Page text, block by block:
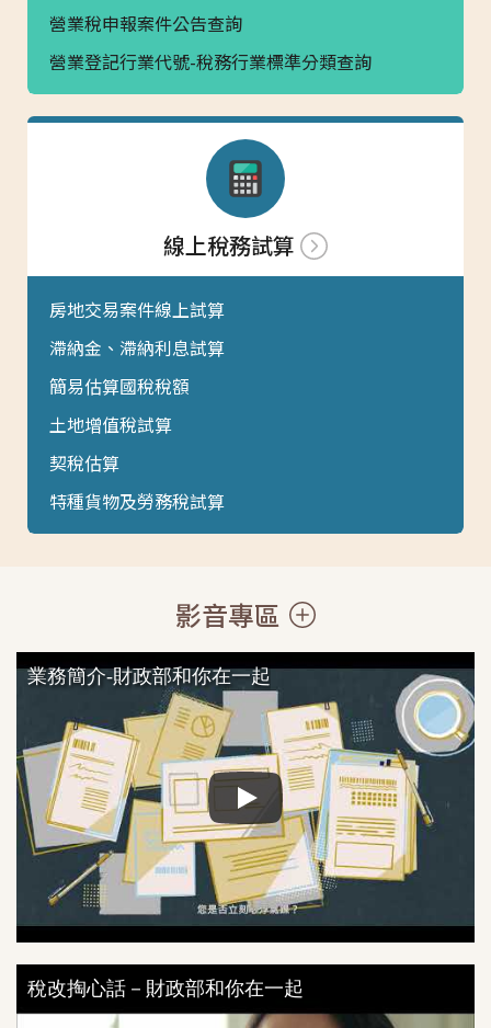
營業稅申報案件公告查詢
營業登記行業代號-稅務行業標準分類查詢
線上稅務試算
房地交易案件線上試算
滯納金、滯納利息試算
簡易估算國稅稅額
土地增值稅試算
契稅估算
特種貨物及勞務稅試算
影音專區